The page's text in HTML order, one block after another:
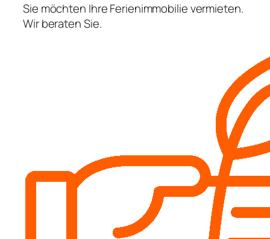
Sie möchten Ihre Ferienimmobilie vermieten.
Wir beraten Sie.